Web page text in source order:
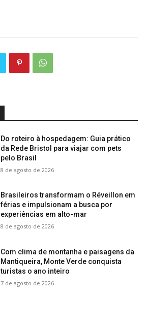
Do roteiro à hospedagem: Guia prático
da Rede Bristol para viajar com pets
pelo Brasil
8 de agosto de 2026
Brasileiros transformam o Réveillon em
férias e impulsionam a busca por
experiências em alto-mar
8 de agosto de 2026
Com clima de montanha e paisagens da
Mantiqueira, Monte Verde conquista
turistas o ano inteiro
7 de agosto de 2026